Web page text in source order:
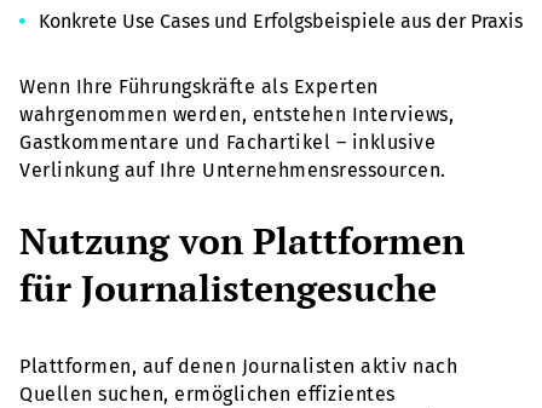
Konkrete Use Cases und Erfolgsbeispiele aus der Praxis
Wenn Ihre Führungskräfte als Experten
wahrgenommen werden, entstehen Interviews,
Gastkommentare und Fachartikel – inklusive
Verlinkung auf Ihre Unternehmensressourcen.
Nutzung von Plattformen
für Journalistengesuche
Plattformen, auf denen Journalisten aktiv nach
Quellen suchen, ermöglichen effizientes